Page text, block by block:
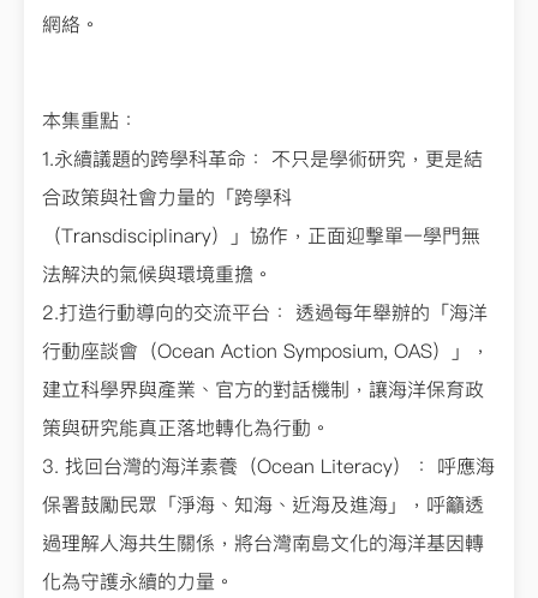
網絡。
本集重點：
1.永續議題的跨學科革命： 不只是學術研究，更是結
合政策與社會力量的「跨學科
（Transdisciplinary）」協作，正面迎擊單一學門無
法解決的氣候與環境重擔。
2.打造行動導向的交流平台： 透過每年舉辦的「海洋
行動座談會（Ocean Action Symposium, OAS）」，
建立科學界與產業、官方的對話機制，讓海洋保育政
策與研究能真正落地轉化為行動。
3. 找回台灣的海洋素養（Ocean Literacy）： 呼應海
保署鼓勵民眾「淨海、知海、近海及進海」，呼籲透
過理解人海共生關係，將台灣南島文化的海洋基因轉
化為守護永續的力量。